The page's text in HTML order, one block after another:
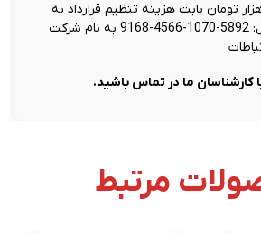
مبلغ 49 هزار تومان بابت هزینه تنظیم قرارداد به
شماره کارت ذیل: 5892-1070-4566-9168 به نام شرکت
کارشناسان ما در تماس باشید.
مرتبط